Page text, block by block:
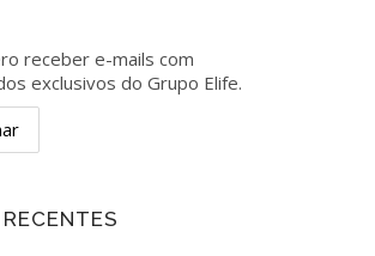
receber e-mails com
exclusivos do Grupo Elife.